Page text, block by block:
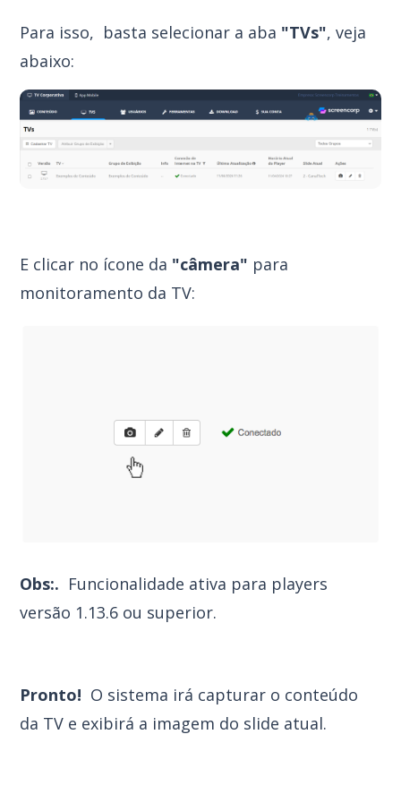
Para isso, basta selecionar a aba "TVs", veja
abaixo:
E clicar no ícone da "câmera" para
monitoramento da TV:
Obs:. Funcionalidade ativa para players
versão 1.13.6 ou superior.
Pronto! O sistema irá capturar o conteúdo
da TV e exibirá a imagem do slide atual.